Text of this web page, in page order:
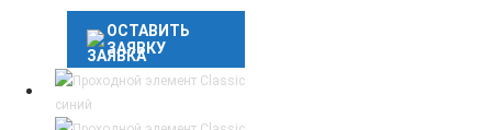
ОСТАВИТЬ
ЗАЯВКУ